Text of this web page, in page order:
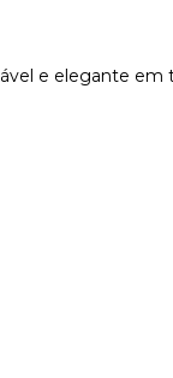
e elegante em